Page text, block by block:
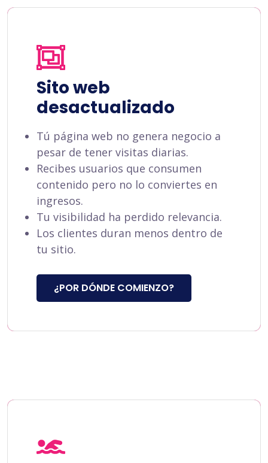
Sito web
desactualizado
Tú página web no genera negocio a
pesar de tener visitas diarias.
Recibes usuarios que consumen
contenido pero no lo conviertes en
ingresos.
Tu visibilidad ha perdido relevancia.
Los clientes duran menos dentro de
tu sitio.
¿POR DÓNDE COMIENZO?